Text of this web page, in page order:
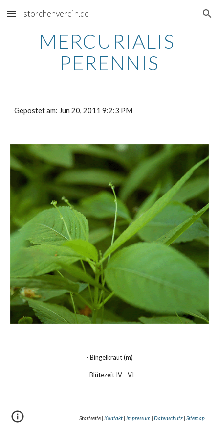
Skip to main content Skip to navigation
storchenverein.de
MERCURIALIS
PERENNIS
Gepostet am: Jun 20, 2011 9:2:3 PM
- Bingelkraut (m)
- Blütezeit IV - VI
Startseite | Kontakt| Impressum | Datenschutz| Sitemap